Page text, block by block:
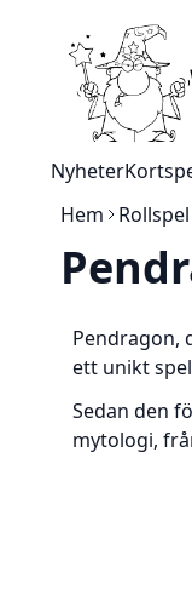
Skip to Content
Nyheter
Hem
Rollspel
Pendragon,
ett unikt
Sedan den
mytologi,